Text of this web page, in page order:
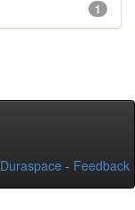
1
Duraspace - Feedback